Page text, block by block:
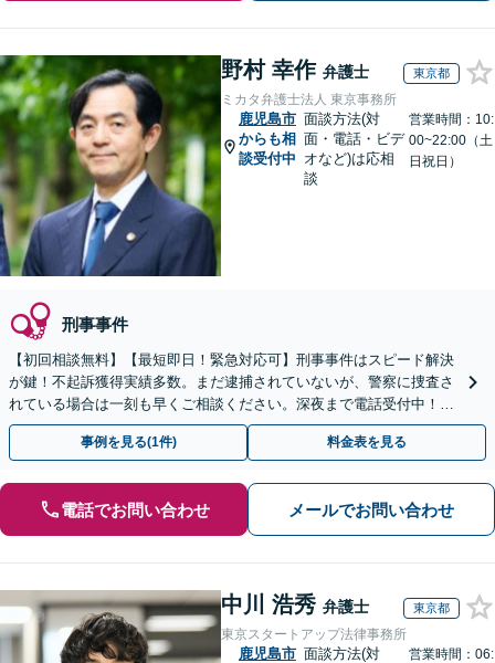
野村 幸作 弁護士 東京都
ミカタ弁護士法人 東京事務所
鹿児島市
からも相
談受付中
面談方法(対
面・電話・ビデ
オなど)は応相
談
営業時間：10:
00~22:00（土
日祝日）
刑事事件
【初回相談無料】【最短即日！緊急対応可】刑事事件はスピード解決
が鍵！不起訴獲得実績多数。まだ逮捕されていないが、警察に捜査さ
れている場合は一刻も早くご相談ください。深夜まで電話受付中！痴
漢／盗撮／のぞき／その他性犯罪など
事例を見る(1件) 料金表を見る
電話でお問い合わせ メールでお問い合わせ
中川 浩秀 弁護士 東京都
東京スタートアップ法律事務所
鹿児島市 面談方法(対
営業時間：06: